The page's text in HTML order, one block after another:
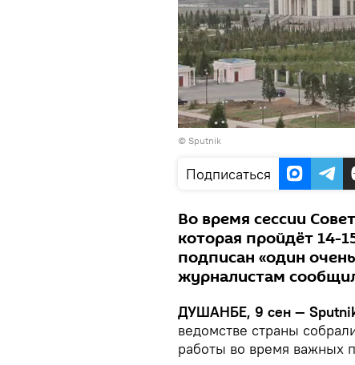
© Sputnik
Подписаться
Во время сессии
которая пройдёт 14-
подписан «один
журналистам
ДУШАНБЕ, 9 сен —
ведомстве страны
работы во время важных